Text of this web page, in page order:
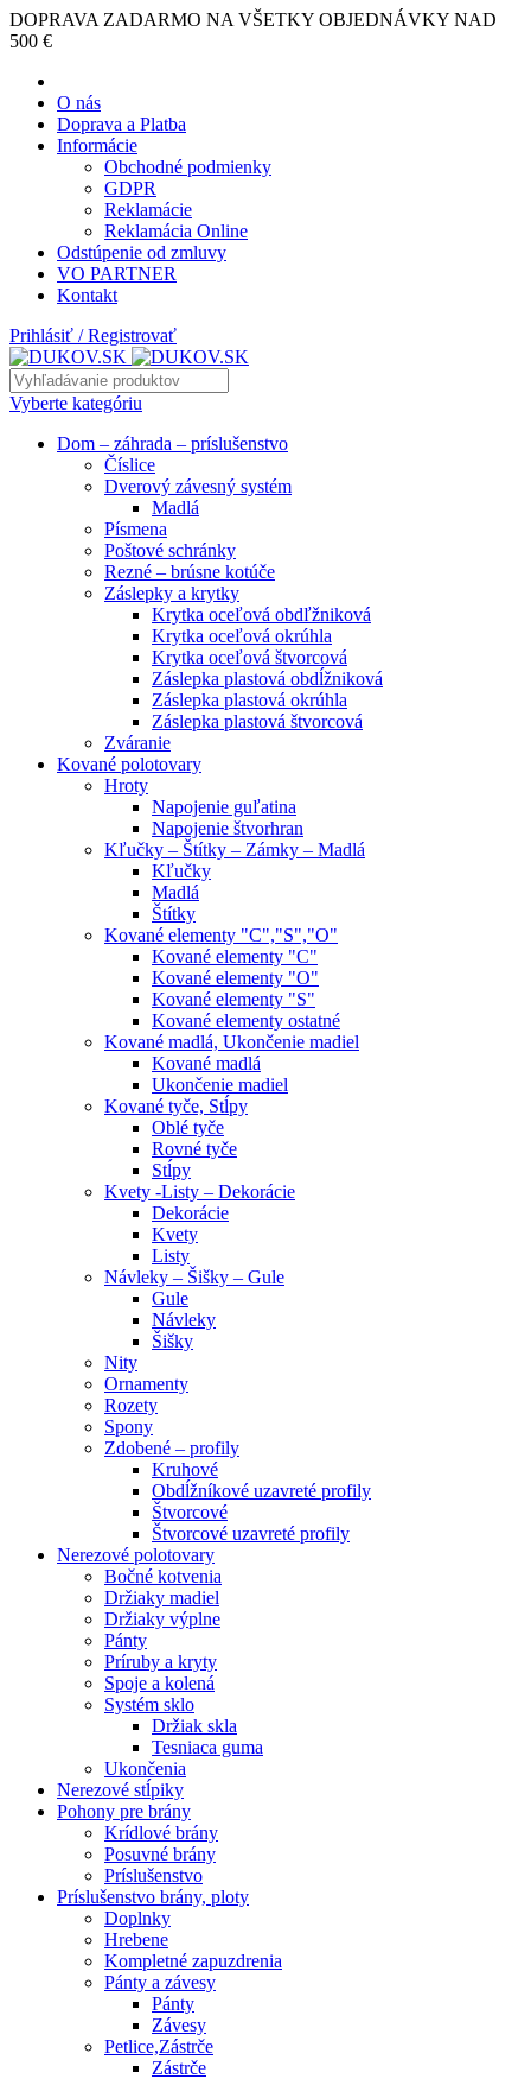
DOPRAVA ZADARMO NA VŠETKY OBJEDNÁVKY NAD
500 €
O nás
Doprava a Platba
Informácie
Obchodné podmienky
GDPR
Reklamácie
Reklamácia Online
Odstúpenie od zmluvy
VO PARTNER
Kontakt
Prihlásiť / Registrovať
Vyberte kategóriu
Dom – záhrada – príslušenstvo
Číslice
Dverový závesný systém
Madlá
Písmena
Poštové schránky
Rezné – brúsne kotúče
Záslepky a krytky
Krytka oceľová obdľžniková
Krytka oceľová okrúhla
Krytka oceľová štvorcová
Záslepka plastová obdĺžniková
Záslepka plastová okrúhla
Záslepka plastová štvorcová
Zváranie
Kované polotovary
Hroty
Napojenie guľatina
Napojenie štvorhran
Kľučky – Štítky – Zámky – Madlá
Kľučky
Madlá
Štítky
Kované elementy "C","S","O"
Kované elementy "C"
Kované elementy "O"
Kované elementy "S"
Kované elementy ostatné
Kované madlá, Ukončenie madiel
Kované madlá
Ukončenie madiel
Kované tyče, Stĺpy
Oblé tyče
Rovné tyče
Stĺpy
Kvety -Listy – Dekorácie
Dekorácie
Kvety
Listy
Návleky – Šišky – Gule
Gule
Návleky
Šišky
Nity
Ornamenty
Rozety
Spony
Zdobené – profily
Kruhové
Obdĺžníkové uzavreté profily
Štvorcové
Štvorcové uzavreté profily
Nerezové polotovary
Bočné kotvenia
Držiaky madiel
Držiaky výplne
Pánty
Príruby a kryty
Spoje a kolená
Systém sklo
Držiak skla
Tesniaca guma
Ukončenia
Nerezové stĺpiky
Pohony pre brány
Krídlové brány
Posuvné brány
Príslušenstvo
Príslušenstvo brány, ploty
Doplnky
Hrebene
Kompletné zapuzdrenia
Pánty a závesy
Pánty
Závesy
Petlice,Zástrče
Zástrče